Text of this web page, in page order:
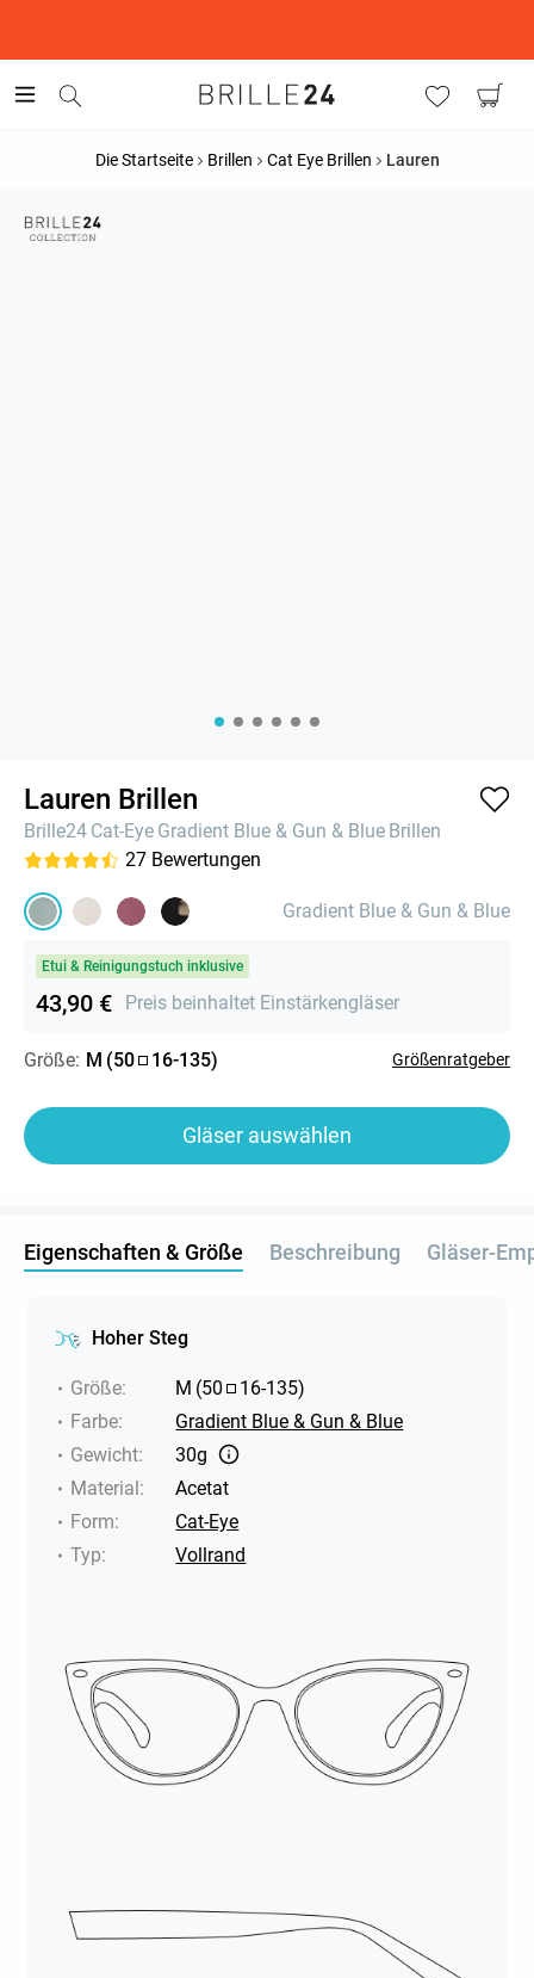
Die Startseite Brillen Cat Eye Brillen Lauren
Lauren Brillen
Brille24 Cat-Eye Gradient Blue & Gun & Blue Brillen
27 Bewertungen
Gradient Blue & Gun & Blue
Etui & Reinigungstuch inklusive
43,90 € Preis beinhaltet Einstärkengläser
Größe: M (50 16-135) Größenratgeber
Gläser auswählen
Eigenschaften & Größe Beschreibung Gläser-
Hoher Steg
Größe: M (50 16-135)
Farbe:
Gradient Blue & Gun & Blue
Gewicht:
30g
Material:
Acetat
Form:
Cat-Eye
Typ: Vollrand